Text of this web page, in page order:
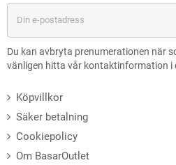
Du kan avbryta prenumerationen när
vänligen hitta vår kontaktinformation i
Köpvillkor
Säker betalning
Cookiepolicy
Om BasarOutlet